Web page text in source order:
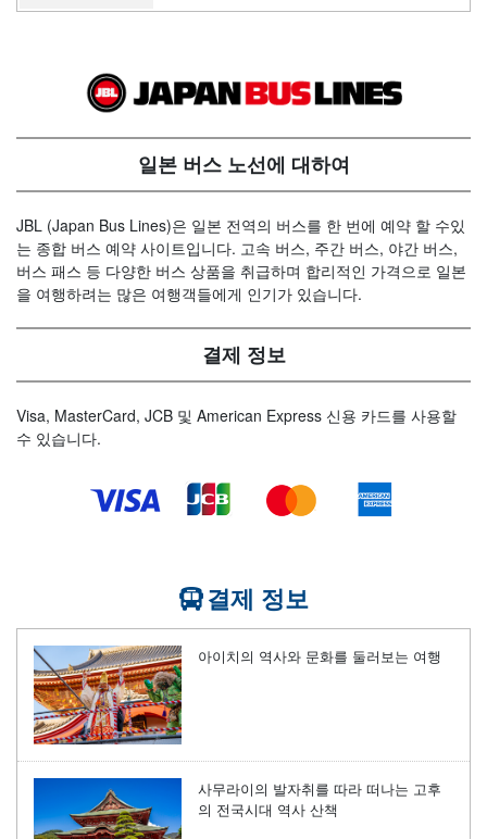
일본 버스 노선에 대하여
JBL (Japan Bus Lines)은 일본 전역의 버스를 한 번에 예약 할 수있
는 종합 버스 예약 사이트입니다. 고속 버스, 주간 버스, 야간 버스,
버스 패스 등 다양한 버스 상품을 취급하며 합리적인 가격으로 일본
을 여행하려는 많은 여행객들에게 인기가 있습니다.
결제 정보
Visa, MasterCard, JCB 및 American Express 신용 카드를 사용할
수 있습니다.
결제 정보
아이치의 역사와 문화를 둘러보는 여행
사무라이의 발자취를 따라 떠나는 고후
의 전국시대 역사 산책